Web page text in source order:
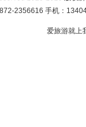
2356616 手机：
爱旅游就上